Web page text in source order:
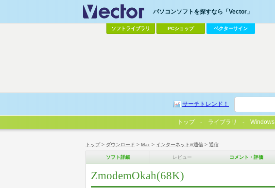
トップ> ダウンロード > Mac > インターネット&通信 > 通信
ソフト詳細 レビュー コメント・評価
ZmodemOkah(68K)
パソコンソフトを探すなら「Vector」
ソフトライブラリ PCショップ ベクターサイン
サーチトレンド！
トップ ライブラリ Windows